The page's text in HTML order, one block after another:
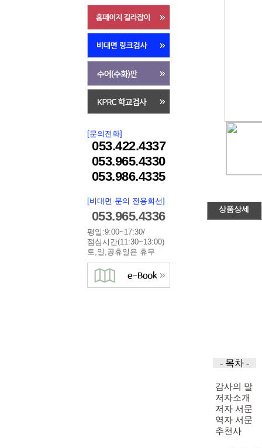
[문의전화]
053.422.4337
053.965.4330
053.986.4335
[비대면 문의 전용회선]
053.965.4336
평일:9:00~17:30/
점심시간(11:30~13:00)
토,일,공휴일은 휴무
상품상세
- 목차-
감사의 말
저자소개
저자 서문
역자 서문
추천사